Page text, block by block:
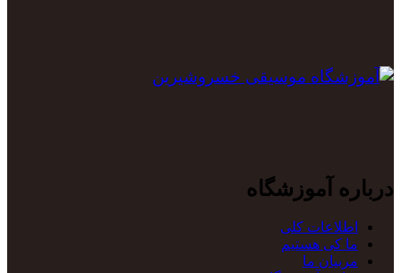
درباره آموزشگاه
اطلاعات کلی
ما کی هستیم
مربیان ما